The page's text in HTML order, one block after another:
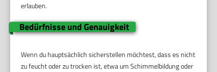
erlauben.
Bedürfnisse und Genauigkeit
Wenn du hauptsächlich sicherstellen möchtest, dass es nicht
zu feucht oder zu trocken ist, etwa um Schimmelbildung oder